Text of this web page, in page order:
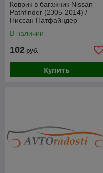
Коврик в багажник Nissan
Pathfinder (2005-2014) /
Ниссан Патфайндер
В наличии
102 руб.
Купить